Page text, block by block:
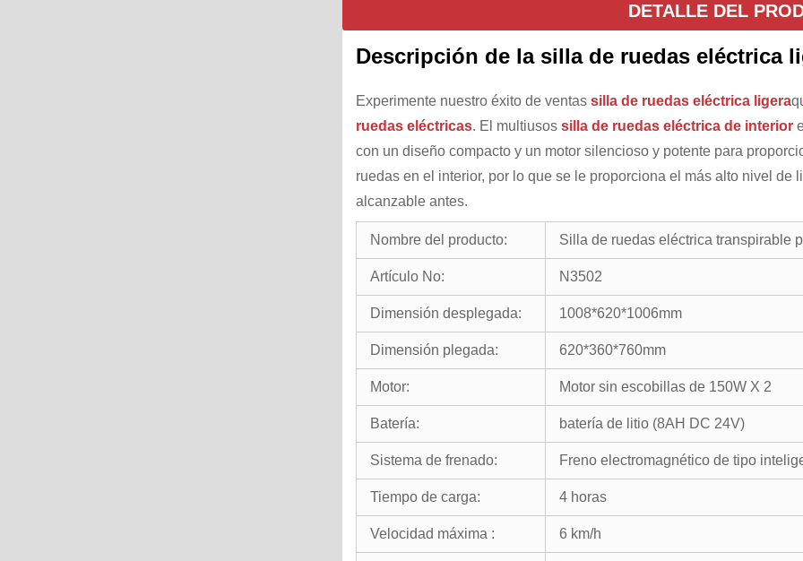
DETALLE DEL
Descripción de la silla de ruedas eléctrica
Experimente nuestro éxito de ventas silla de ruedas eléctrica ligera
ruedas eléctricas. El multiusos silla de ruedas eléctrica de interior
con un diseño compacto y un motor silencioso y potente para
ruedas en el interior, por lo que se le proporciona el más alto nivel de
alcanzable antes.
Nombre del producto: Silla de ruedas eléctrica transpirable
Artículo No: N3502
Dimensión desplegada: 1008*620*1006mm
Dimensión plegada: 620*360*760mm
Motor: Motor sin escobillas de 150W X 2
Batería: batería de litio (8AH DC 24V)
Sistema de frenado: Freno electromagnético de tipo
Tiempo de carga: 4 horas
Velocidad máxima : 6 km/h